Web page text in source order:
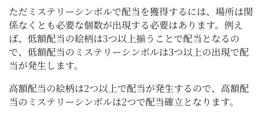
ただミステリーシンボルで配当を獲得するには、場所は関
係なくとも必要な個数が出現する必要はあります。例え
ば、低額配当の絵柄は3つ以上揃うことで配当となるの
で、低額配当のミステリーシンボルは3つ以上の出現で配
当が発生します。
高額配当の絵柄は2つ以上で配当が発生するので、高額配
当のミステリーシンボルは2つで配当確立となります。